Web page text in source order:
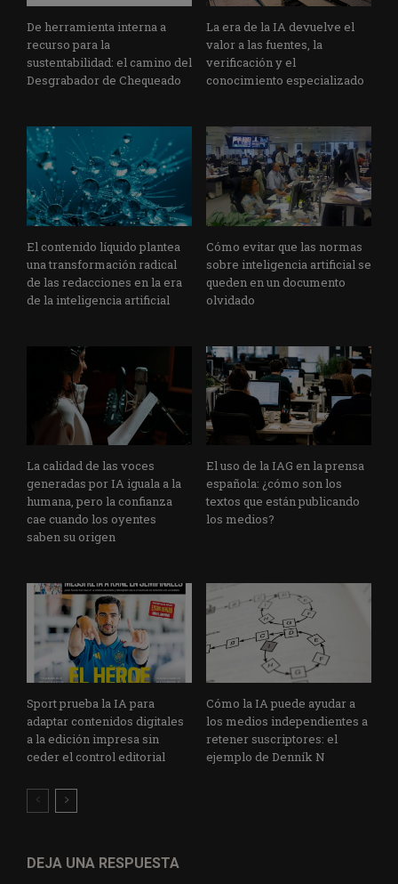
De herramienta interna a
recurso para la
sustentabilidad: el camino del
Desgrabador de Chequeado
La era de la IA devuelve el
valor a las fuentes, la
verificación y el
conocimiento especializado
El contenido líquido plantea
una transformación radical
de las redacciones en la era
de la inteligencia artificial
Cómo evitar que las normas
sobre inteligencia artificial se
queden en un documento
olvidado
La calidad de las voces
generadas por IA iguala a la
humana, pero la confianza
cae cuando los oyentes
saben su origen
El uso de la IAG en la prensa
española: ¿cómo son los
textos que están publicando
los medios?
Sport prueba la IA para
adaptar contenidos digitales
a la edición impresa sin
ceder el control editorial
Cómo la IA puede ayudar a
los medios independientes a
retener suscriptores: el
ejemplo de Denník N
DEJA UNA RESPUESTA